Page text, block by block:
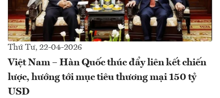
Thứ Tư, 22-04-2026
Việt Nam – Hàn Quốc thúc đẩy liên kết chiến
lược, hướng tới mục tiêu thương mại 150 tỷ
USD